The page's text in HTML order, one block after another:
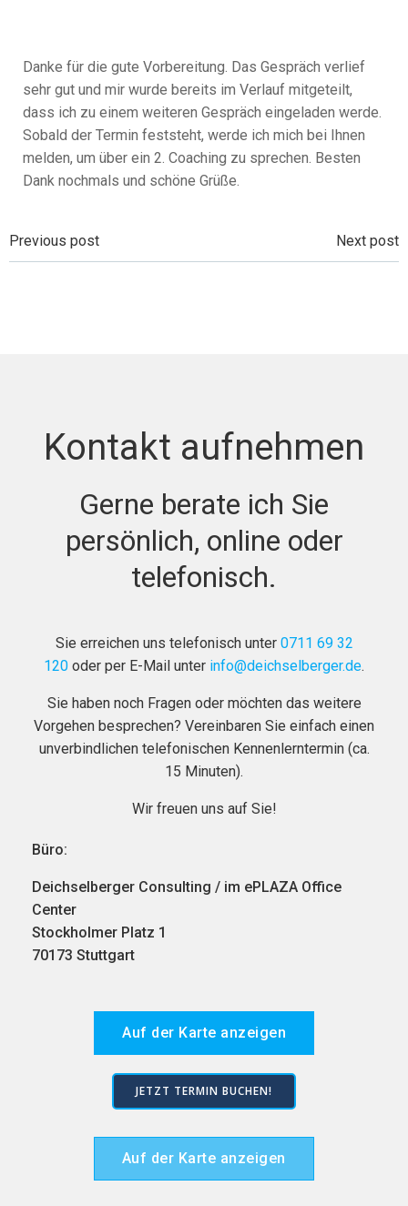
Danke für die gute Vorbereitung. Das Gespräch verlief
sehr gut und mir wurde bereits im Verlauf mitgeteilt,
dass ich zu einem weiteren Gespräch eingeladen werde.
Sobald der Termin feststeht, werde ich mich bei Ihnen
melden, um über ein 2. Coaching zu sprechen. Besten
Dank nochmals und schöne Grüße.
Beitragsnavigation
Previous post Next post
Kontakt aufnehmen
Gerne berate ich Sie
persönlich, online oder
telefonisch.
Sie erreichen uns telefonisch unter 0711 69 32
120 oder per E-Mail unter info@deichselberger.de.
Sie haben noch Fragen oder möchten das weitere
Vorgehen besprechen? Vereinbaren Sie einfach einen
unverbindlichen telefonischen Kennenlerntermin (ca.
15 Minuten).
Wir freuen uns auf Sie!
Büro:
Deichselberger Consulting / im ePLAZA Office
Center
Stockholmer Platz 1
70173 Stuttgart
Auf der Karte anzeigen
JETZT TERMIN BUCHEN!
Auf der Karte anzeigen